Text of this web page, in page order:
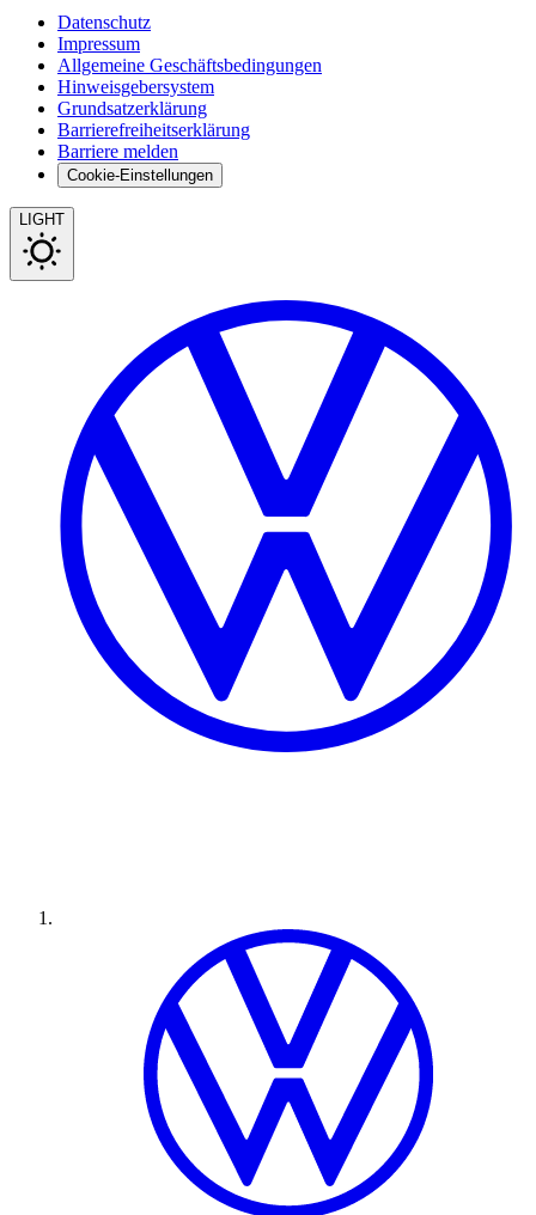
Datenschutz
Impressum
Allgemeine Geschäftsbedingungen
Hinweisgebersystem
Grundsatzerklärung
Barrierefreiheitserklärung
Barriere melden
Cookie-Einstellungen
LIGHT